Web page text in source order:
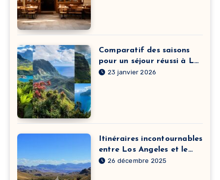
Comparatif des saisons
pour un séjour réussi à La
Réunion
23 janvier 2026
Itinéraires incontournables
entre Los Angeles et le
Grand Canyon
26 décembre 2025